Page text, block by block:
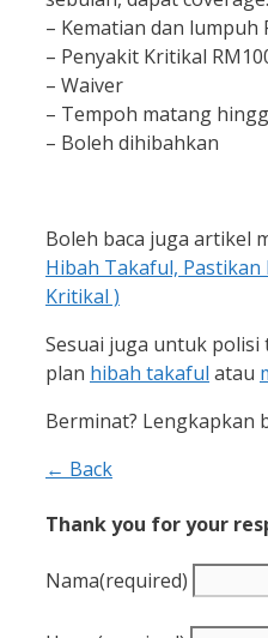
– Kematian dan lumpuh
– Penyakit Kritikal
– Waiver
– Tempoh matang
– Boleh dihibahkan
Boleh baca juga artikel
Hibah Takaful, Pastikan
Kritikal )
Sesuai juga untuk
plan hibah takaful atau
Berminat? Lengkapkan
← Back
Thank you for your
Nama(required)